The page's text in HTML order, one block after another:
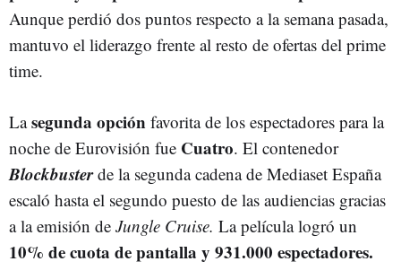
Aunque perdió dos puntos respecto a la semana pasada,
mantuvo el liderazgo frente al resto de ofertas del prime
time.
Lasegunda opción favorita de los espectadores para la
noche de Eurovisión fue Cuatro. El contenedor
Blockbusterde la segunda cadena de Mediaset España
escaló hasta el segundo puesto de las audiencias gracias
a la emisión de Jungle Cruise. La película logró un
10% de cuota de pantalla y 931.000 espectadores.